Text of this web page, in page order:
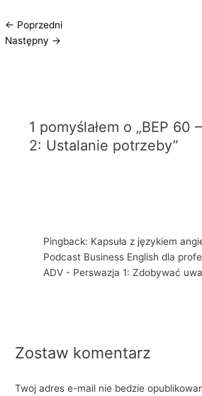
← Poprzedni
Następny →
1 pomyślałem o „BEP 60
2: Ustalanie potrzeby”
Pingback: Kapsuła z językiem
Podcast Business English dla
ADV - Perswazja 1: Zdobywać
Zostaw komentarz
Twoj adres e-mail nie bedzie